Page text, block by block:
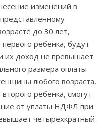
изменений в
до 30 лет,
ребенка, будут
доход не превышает
размера оплаты
любого возраста,
ребенка, смогут
от уплаты НДФЛ при
четырёхкратный